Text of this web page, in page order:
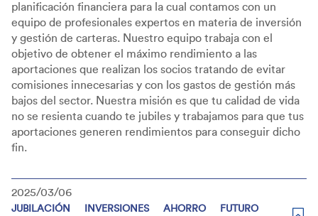
planificación financiera para la cual contamos con un
equipo de profesionales expertos en materia de inversión
y gestión de carteras. Nuestro equipo trabaja con el
objetivo de obtener el máximo rendimiento a las
aportaciones que realizan los socios tratando de evitar
comisiones innecesarias y con los gastos de gestión más
bajos del sector. Nuestra misión es que tu calidad de vida
no se resienta cuando te jubiles y trabajamos para que tus
aportaciones generen rendimientos para conseguir dicho
fin.
2025/03/06
JUBILACIÓN INVERSIONES AHORRO
FUTURO